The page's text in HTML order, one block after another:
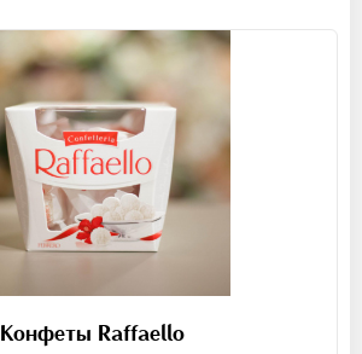
Конфеты Raffaello